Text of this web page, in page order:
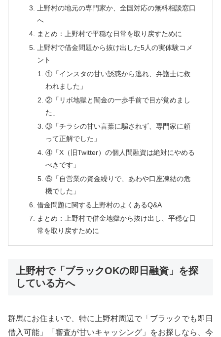
上野村の地元の専門家か、全国対応の無料相談窓口
へ
まとめ：上野村で平穏な日常を取り戻すために
上野村で借金問題から抜け出した5人の実体験コメ
ント
①「インスタの甘い誘惑から逃れ、弁護士に救
われました」
②「リボ地獄と闇金の一歩手前で目が覚めまし
た」
③「チラシの甘い言葉に騙されず、専門家に頼
って正解でした」
④「X（旧Twitter）の個人間融資は絶対にやめる
べきです」
⑤「自営業の資金繰りで、あわや口座凍結の危
機でした」
借金問題に関する上野村のよくあるQ&A
まとめ：上野村で借金地獄から抜け出し、平穏な日
常を取り戻すために
上野村で「ブラックOKの即日融資」を探
している方へ
群馬にお住まいで、特に上野村周辺で「ブラックでも即日
借入可能」「審査が甘いキャッシング」をお探しなら、今